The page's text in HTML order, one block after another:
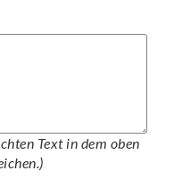
Text in dem oben